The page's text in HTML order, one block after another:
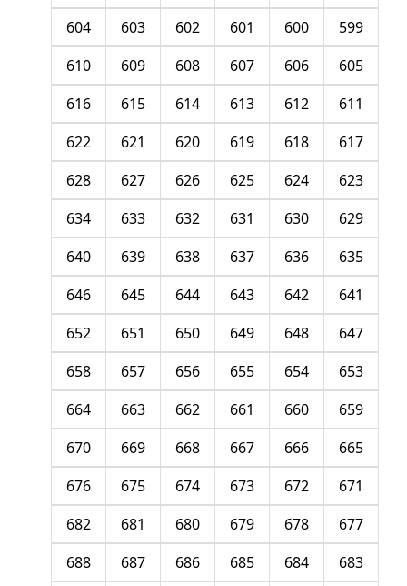
599
600
601
602
603
604
605
606
607
608
609
610
611
612
613
614
615
616
617
618
619
620
621
622
623
624
625
626
627
628
629
630
631
632
633
634
635
636
637
638
639
640
641
642
643
644
645
646
647
648
649
650
651
652
653
654
655
656
657
658
659
660
661
662
663
664
665
666
667
668
669
670
671
672
673
674
675
676
677
678
679
680
681
682
683
684
685
686
687
688